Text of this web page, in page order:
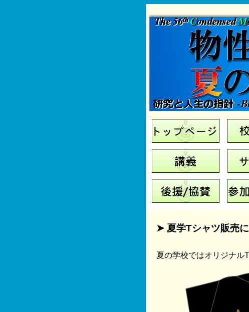
➤ 夏学Tシャツ販売
夏の学校ではオリジナル